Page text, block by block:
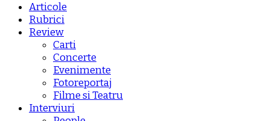
Articole
Rubrici
Review
Carti
Concerte
Evenimente
Fotoreportaj
Filme si Teatru
Interviuri